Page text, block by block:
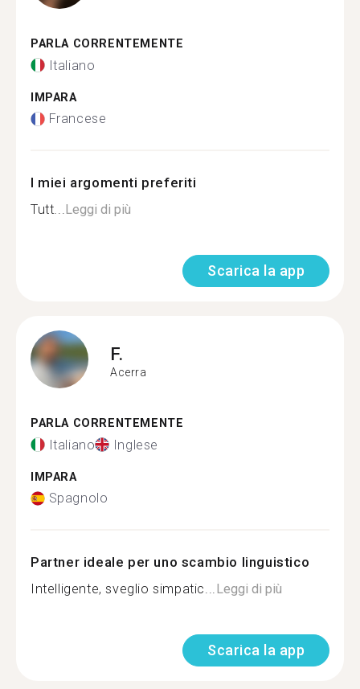
PARLA CORRENTEMENTE
Italiano
IMPARA
Francese
I miei argomenti preferiti
Tutt...Leggi di più
Scarica la app
F.
Acerra
PARLA CORRENTEMENTE
Italiano Inglese
IMPARA
Spagnolo
Partner ideale per uno scambio linguistico
Intelligente, sveglio simpatic...Leggi di più
Scarica la app